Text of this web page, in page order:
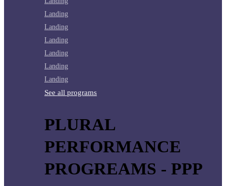
Landing
Landing
Landing
Landing
Landing
Landing
See all programs
PLURAL
PERFORMANCE
PROGREAMS - PPP